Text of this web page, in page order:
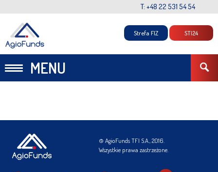
T: +48 22 531 54 54
MENU
Strefa FIZ STI24
© AgioFunds TFI S.A., 2016.
Wszystkie prawa zastrzeżone.